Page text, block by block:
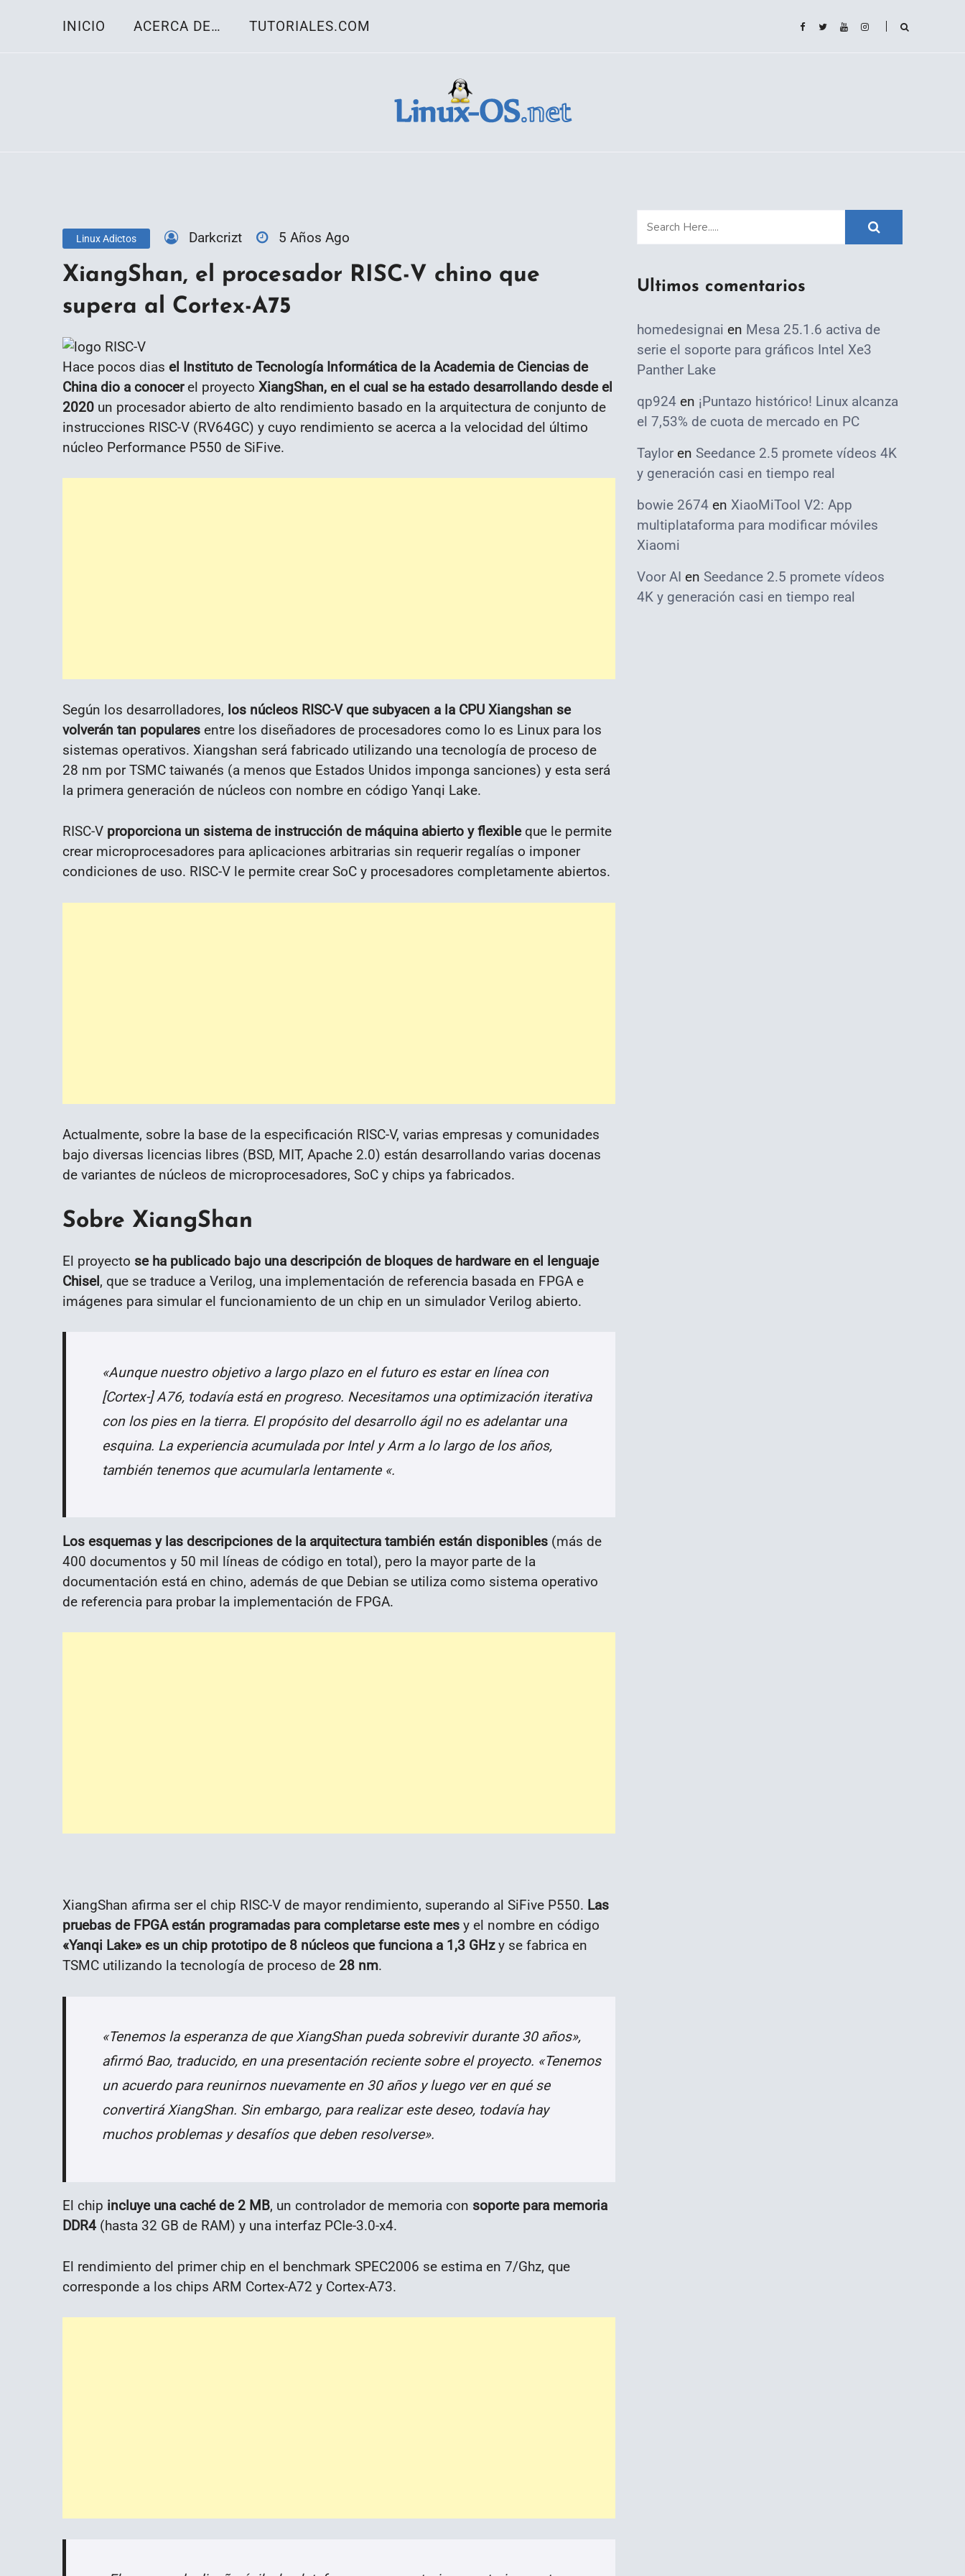
INICIO ACERCA DE… TUTORIALES.COM
Linux Adictos Darkcrizt 5 Años Ago
XiangShan, el procesador RISC-V chino que
supera al Cortex-A75
Hace pocos dias el Instituto de Tecnología Informática de la Academia de Ciencias de
China dio a conocerel proyecto XiangShan, en el cual se ha estado desarrollando desde el
2020 un procesador abierto de alto rendimiento basado en la arquitectura de conjunto de
instrucciones RISC-V (RV64GC) y cuyo rendimiento se acerca a la velocidad del último
núcleo Performance P550 de SiFive.
Según los desarrolladores, los núcleos RISC-V que subyacen a la CPU Xiangshan se
volverán tan populares entre los diseñadores de procesadores como lo es Linux para los
sistemas operativos. Xiangshan será fabricado utilizando una tecnología de proceso de
28 nm por TSMC taiwanés (a menos que Estados Unidos imponga sanciones) y esta será
la primera generación de núcleos con nombre en código Yanqi Lake.
RISC-V proporciona un sistema de instrucción de máquina abierto y flexibleque le permite
crear microprocesadores para aplicaciones arbitrarias sin requerir regalías o imponer
condiciones de uso. RISC-V le permite crear SoC y procesadores completamente abiertos.
Actualmente, sobre la base de la especificación RISC-V, varias empresas y comunidades
bajo diversas licencias libres (BSD, MIT, Apache 2.0) están desarrollando varias docenas
de variantes de núcleos de microprocesadores, SoC y chips ya fabricados.
Sobre XiangShan
El proyecto se ha publicado bajo una descripción de bloques de hardware en el lenguaje
Chisel, que se traduce a Verilog, una implementación de referencia basada en FPGA e
imágenes para simular el funcionamiento de un chip en un simulador Verilog abierto.
«Aunque nuestro objetivo a largo plazo en el futuro es estar en línea con
[Cortex-] A76, todavía está en progreso. Necesitamos una optimización iterativa
con los pies en la tierra. El propósito del desarrollo ágil no es adelantar una
esquina. La experiencia acumulada por Intel y Arm a lo largo de los años,
también tenemos que acumularla lentamente «.
Los esquemas y las descripciones de la arquitectura también están disponibles (más de
400 documentos y 50 mil líneas de código en total), pero la mayor parte de la
documentación está en chino, además de que Debian se utiliza como sistema operativo
de referencia para probar la implementación de FPGA.
XiangShan afirma ser el chip RISC-V de mayor rendimiento, superando al SiFive P550. Las
pruebas de FPGA están programadas para completarse este mes y el nombre en código
«Yanqi Lake» es un chip prototipo de 8 núcleos que funciona a 1,3 GHzy se fabrica en
TSMC utilizando la tecnología de proceso de 28 nm.
«Tenemos la esperanza de que XiangShan pueda sobrevivir durante 30 años»,
afirmó Bao, traducido, en una presentación reciente sobre el proyecto. «Tenemos
un acuerdo para reunirnos nuevamente en 30 años y luego ver en qué se
convertirá XiangShan. Sin embargo, para realizar este deseo, todavía hay
muchos problemas y desafíos que deben resolverse».
El chip incluye una caché de 2 MB, un controlador de memoria con soporte para memoria
DDR4 (hasta 32 GB de RAM) y una interfaz PCIe-3.0-x4.
El rendimiento del primer chip en el benchmark SPEC2006 se estima en 7/Ghz, que
corresponde a los chips ARM Cortex-A72 y Cortex-A73.
Ultimos comentarios
homedesignai en Mesa 25.1.6 activa de
serie el soporte para gráficos Intel Xe3
Panther Lake
qp924 en ¡Puntazo histórico! Linux alcanza
el 7,53% de cuota de mercado en PC
Taylor en Seedance 2.5 promete vídeos 4K
y generación casi en tiempo real
bowie 2674 en XiaoMiTool V2: App
multiplataforma para modificar móviles
Xiaomi
Voor AI en Seedance 2.5 promete vídeos
4K y generación casi en tiempo real